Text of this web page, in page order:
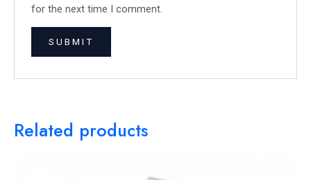
for the next time I comment.
Related products